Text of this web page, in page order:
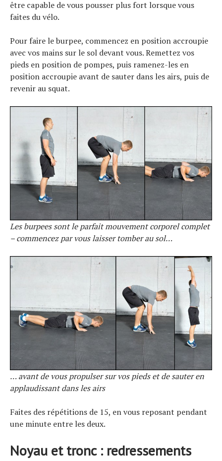
être capable de vous pousser plus fort lorsque vous
faites du vélo.
Pour faire le burpee, commencez en position accroupie
avec vos mains sur le sol devant vous. Remettez vos
pieds en position de pompes, puis ramenez-les en
position accroupie avant de sauter dans les airs, puis de
revenir au squat.
Les burpees sont le parfait mouvement corporel complet
– commencez par vous laisser tomber au sol…
… avant de vous propulser sur vos pieds et de sauter en
applaudissant dans les airs
Faites des répétitions de 15, en vous reposant pendant
une minute entre les deux.
Noyau et tronc : redressements